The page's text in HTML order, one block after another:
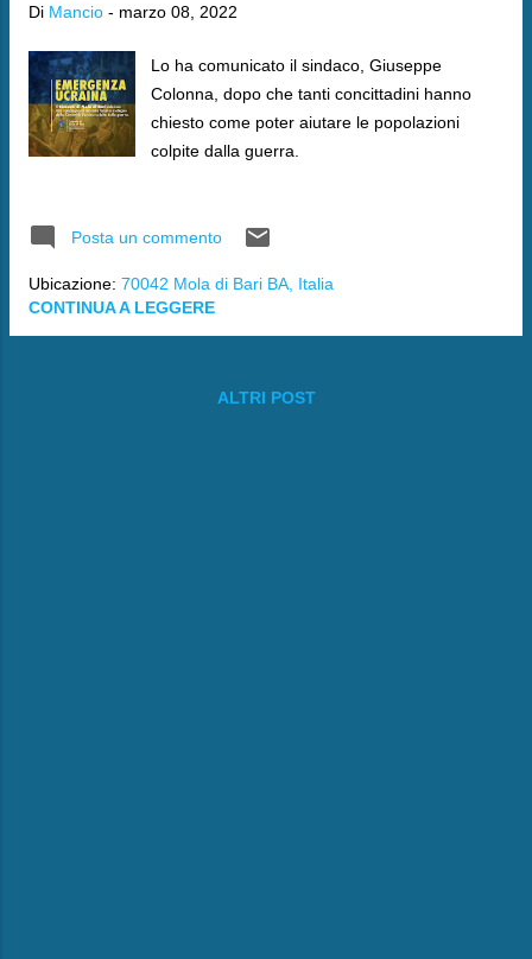
Di Mancio - marzo 08, 2022
Lo ha comunicato il sindaco, Giuseppe
Colonna, dopo che tanti concittadini hanno
chiesto come poter aiutare le popolazioni
colpite dalla guerra.
Posta un commento
Ubicazione: 70042 Mola di Bari BA, Italia
CONTINUA A LEGGERE
ALTRI POST